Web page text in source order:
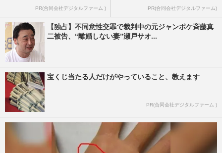
PR(合同会社デジタルファーム ) PR(合同会社デジタルファーム)
【独占】不同意性交罪で裁判中の元ジャンポケ斉藤真
二被告、“離婚しない妻”瀬戸サオ...
宝くじ当たる人だけがやっていること、教えます
PR(合同会社デジタルファーム )